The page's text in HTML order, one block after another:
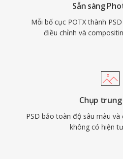
Sẵn sàng
Mỗi bố cục POTX thành
điều chỉnh và
Chụp
PSD bảo toàn độ sâu màu
không có hiện